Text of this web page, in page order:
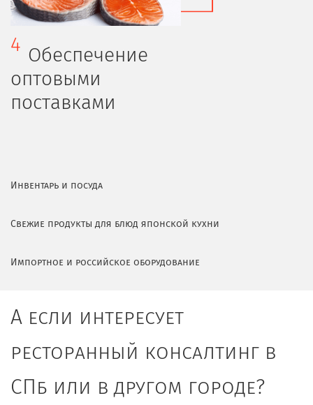
4 Обеспечение
оптовыми
поставками
Инвентарь и посуда
Свежие продукты для блюд японской кухни
Импортное и российское оборудование
А если интересует
ресторанный консалтинг в
СПб или в другом городе?